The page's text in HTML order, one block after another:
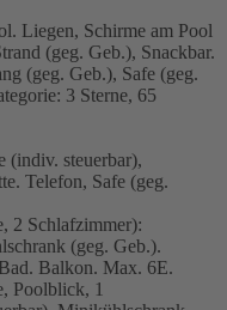
Liegen, Schirme am Pool
(geg. Geb.), Snackbar.
(geg. Geb.), Safe (geg.
3 Sterne, 65
(indiv. steuerbar),
Telefon, Safe (geg.
2 Schlafzimmer):
(geg. Geb.).
Balkon. Max. 6E.
Poolblick, 1